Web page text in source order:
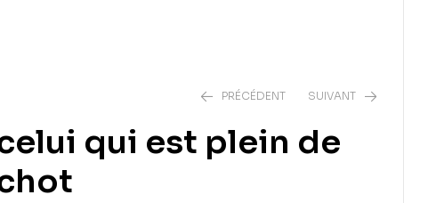
PRÉCÉDENT SUIVANT
qui est plein de